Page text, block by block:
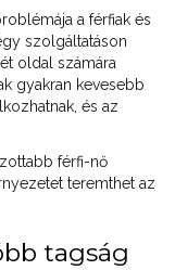
a férfiak és
szolgáltatáson
oldal számára
gyakran kevesebb
és az
férfi-nő
teremthet az
tagság